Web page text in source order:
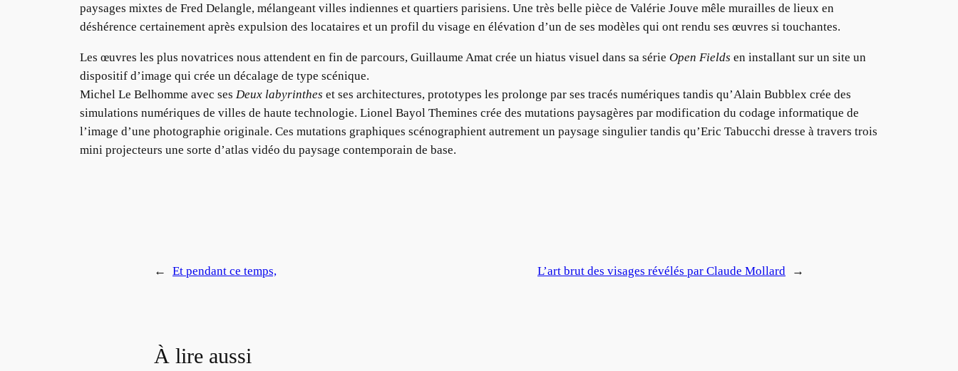
paysages mixtes de Fred Delangle, mélangeant villes indiennes et quartiers parisiens. Une très belle pièce de Valérie Jouve mêle murailles de lieux en
déshérence certainement après expulsion des locataires et un profil du visage en élévation d’un de ses modèles qui ont rendu ses œuvres si touchantes.
Les œuvres les plus novatrices nous attendent en fin de parcours, Guillaume Amat crée un hiatus visuel dans sa série Open Fields en installant sur un site un
dispositif d’image qui crée un décalage de type scénique.
Michel Le Belhomme avec ses Deux labyrinthes et ses architectures, prototypes les prolonge par ses tracés numériques tandis qu’Alain Bubblex crée des
simulations numériques de villes de haute technologie. Lionel Bayol Themines crée des mutations paysagères par modification du codage informatique de
l’image d’une photographie originale. Ces mutations graphiques scénographient autrement un paysage singulier tandis qu’Eric Tabucchi dresse à travers trois
mini projecteurs une sorte d’atlas vidéo du paysage contemporain de base.
← Et pendant ce temps, L’art brut des visages révélés par Claude Mollard →
À lire aussi